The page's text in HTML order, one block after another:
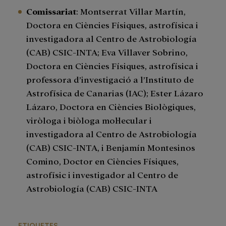
Comissariat: Montserrat Villar Martín,
Doctora en Ciències Físiques, astrofísica i
investigadora al Centro de Astrobiología
(CAB) CSIC-INTA; Eva Villaver Sobrino,
Doctora en Ciències Físiques, astrofísica i
professora d’investigació a l’Instituto de
Astrofísica de Canarias (IAC); Ester Lázaro
Lázaro, Doctora en Ciències Biològiques,
viròloga i biòloga mol·lecular i
investigadora al Centro de Astrobiología
(CAB) CSIC-INTA, i Benjamín Montesinos
Comino, Doctor en Ciències Físiques,
astrofísic i investigador al Centro de
Astrobiología (CAB) CSIC-INTA